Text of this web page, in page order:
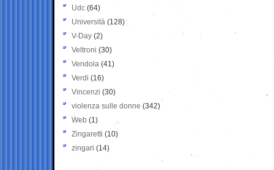
Udc (64)
Università (128)
V-Day (2)
Veltroni (30)
Vendola (41)
Verdi (16)
Vincenzi (30)
violenza sulle donne (342)
Web (1)
Zingaretti (10)
zingari (14)